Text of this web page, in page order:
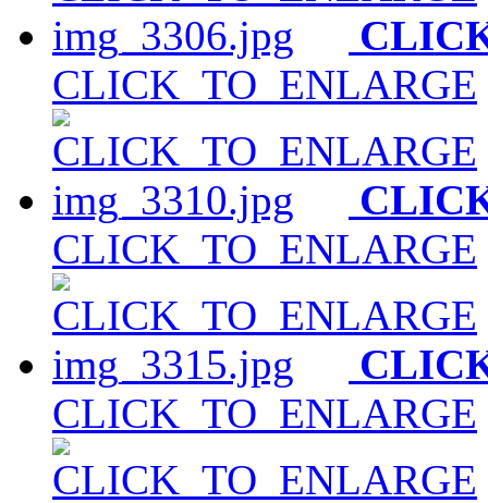
CLICK_TO_ENLARGE
CLICK_TO_ENLARGE
CLICK_TO_ENLARGE